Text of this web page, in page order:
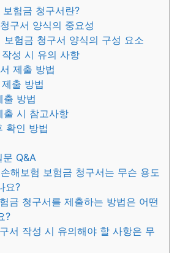
험금 청구서란?
구서 양식의 중요성
보험금 청구서 양식의 구성 요소
성 시 유의 사항
제출 방법
출 방법
출 방법
출 시 참고사항
확인 방법
문 Q&A
해보험 보험금 청구서는 무슨 용도
요?
금 청구서를 제출하는 방법은 어떤
?
서 작성 시 유의해야 할 사항은 무